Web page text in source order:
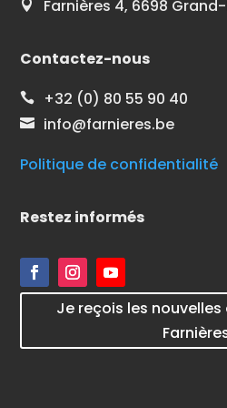
 Farnières 4, 6698
Contactez-nous
 +32 (0) 80 55 90 40

info@farnieres.be
Politique de confidentialité
Restez informés
Je reçois les